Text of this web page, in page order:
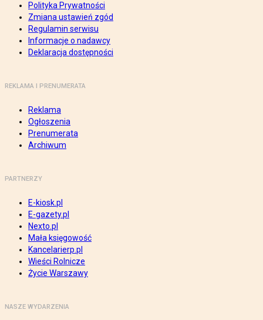
Polityka Prywatności
Zmiana ustawień zgód
Regulamin serwisu
Informacje o nadawcy
Deklaracja dostępności
REKLAMA I PRENUMERATA
Reklama
Ogłoszenia
Prenumerata
Archiwum
PARTNERZY
E-kiosk.pl
E-gazety.pl
Nexto.pl
Mała księgowość
Kancelarierp.pl
Wieści Rolnicze
Życie Warszawy
NASZE WYDARZENIA